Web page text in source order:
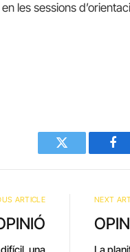
les sessions
Twitter
ARTICLE
una
NEXT
La